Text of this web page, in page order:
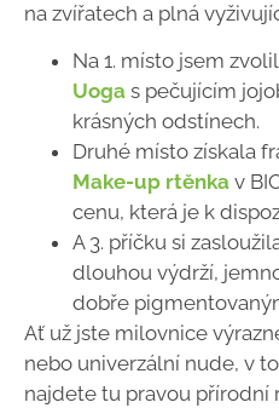
na zvířatech a plná
Na 1. místo jsem
Uoga s pečujícím
krásných odstínech.
Druhé místo získala
Make-up rtěnka v
cenu, která je k
A 3. příčku si
dlouhou výdrží,
dobře
Ať už jste milovnice
nebo univerzální nude, v
najdete tu pravou přírodní